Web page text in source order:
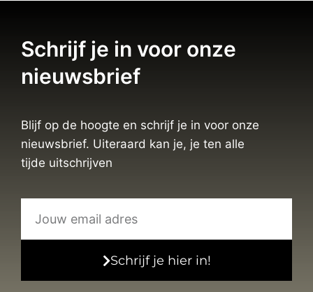
Schrijf je in voor onze
nieuwsbrief
Blijf op de hoogte en schrijf je in voor onze
nieuwsbrief. Uiteraard kan je, je ten alle
tijde uitschrijven
Schrijf je hier in!